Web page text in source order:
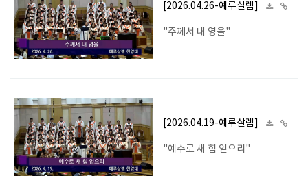
[2026.04.26-예루살렘]
"주께서 내 영을"
[2026.04.19-예루살렘]
"예수로 새 힘 얻으리"